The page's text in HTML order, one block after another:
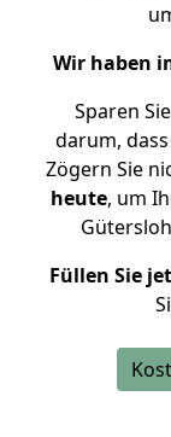
Wir haben
Sparen
darum,
Zögern Sie
heute, um
Füllen Sie